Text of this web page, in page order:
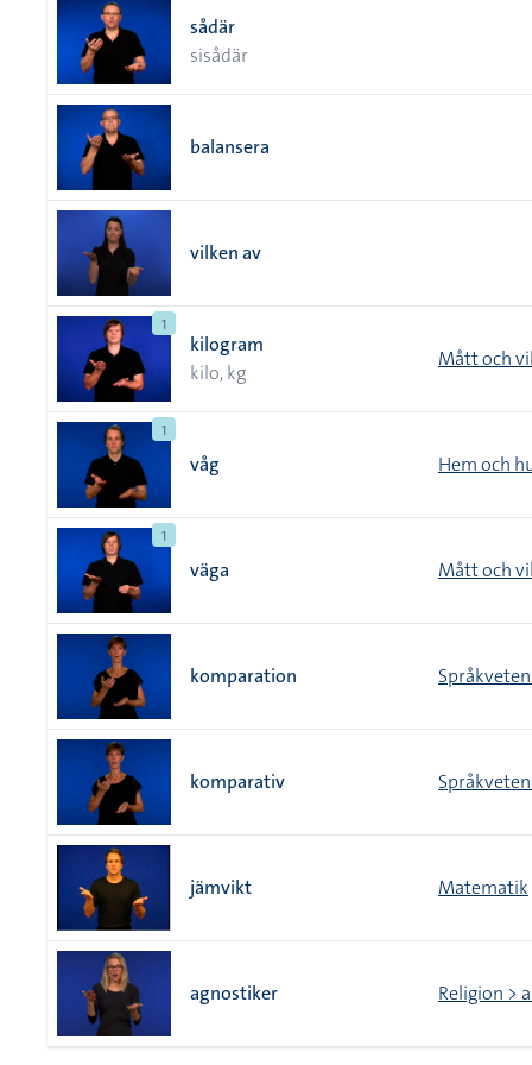
sådär
sisådär
balansera
vilken av
1
kilogram
kilo, kg
Mått och
1
våg Hem och
1
väga Mått och
komparation
komparativ
jämvikt Matematik
agnostiker Religion >